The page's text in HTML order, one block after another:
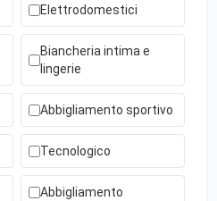
Elettrodomestici
Biancheria intima e
lingerie
Abbigliamento sportivo
Tecnologico
Abbigliamento